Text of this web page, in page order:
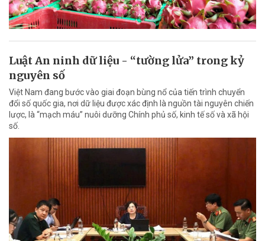
Luật An ninh dữ liệu - “tường lửa” trong kỷ
nguyên số
Việt Nam đang bước vào giai đoạn bùng nổ của tiến trình chuyển
đổi số quốc gia, nơi dữ liệu được xác định là nguồn tài nguyên chiến
lược, là “mạch máu” nuôi dưỡng Chính phủ số, kinh tế số và xã hội
số.